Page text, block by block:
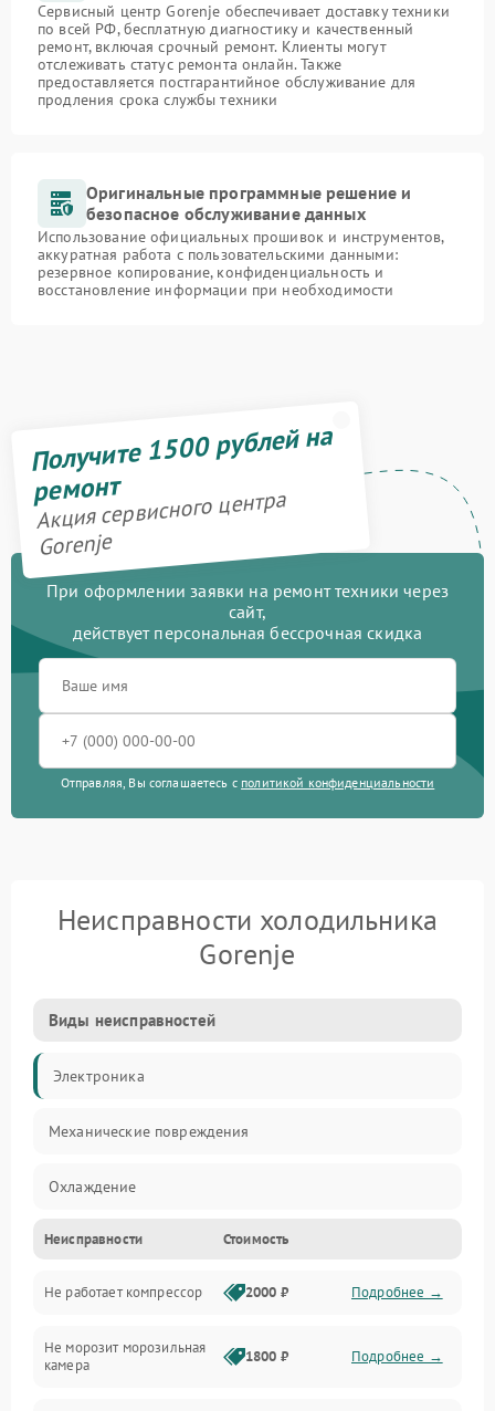
Сервисный центр Gorenje обеспечивает доставку техники
по всей РФ, бесплатную диагностику и качественный
ремонт, включая срочный ремонт. Клиенты могут
отслеживать статус ремонта онлайн. Также
предоставляется постгарантийное обслуживание для
продления срока службы техники
Оригинальные программные решение и
безопасное обслуживание данных
Использование официальных прошивок и инструментов,
аккуратная работа с пользовательскими данными:
резервное копирование, конфиденциальность и
восстановление информации при необходимости
Получите 1500 рублей на
ремонт
Акция сервисного центра
Gorenje
При оформлении заявки на ремонт техники через
сайт,
действует персональная бессрочная скидка
Отправляя, Вы соглашаетесь с политикой конфиденциальности
Неисправности холодильника
Gorenje
Виды неисправностей
Электроника
Механические повреждения
Охлаждение
Механика
Электропитание
Дренаж
Неисправности Стоимость
Не работает компрессор 2000 ₽ Подробнее →
Не морозит морозильная
камера
1800 ₽ Подробнее →